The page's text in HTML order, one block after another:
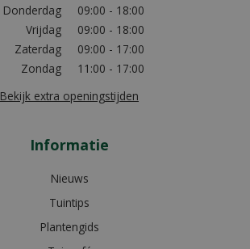
Donderdag
09:00 - 18:00
Vrijdag
09:00 - 18:00
Zaterdag
09:00 - 17:00
Zondag
11:00 - 17:00
Bekijk extra openingstijden
Informatie
Nieuws
Tuintips
Plantengids